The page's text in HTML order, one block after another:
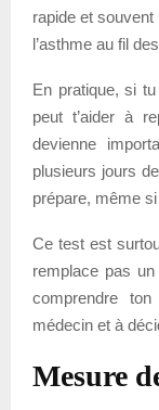
rapide et souvent
l’asthme au fil
En pratique, si
peut t’aider à
devienne
plusieurs jours
prépare, même
Ce test est
remplace pas
comprendre
médecin et à
Mesure